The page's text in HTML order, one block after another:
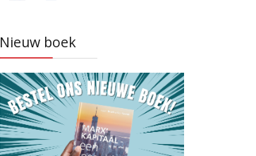
Nieuw boek